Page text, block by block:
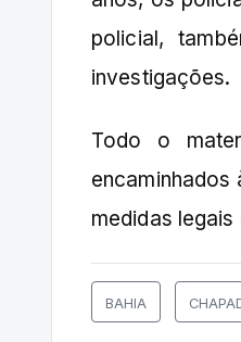
policial,
investigações.
Todo o
medidas
BAHIA